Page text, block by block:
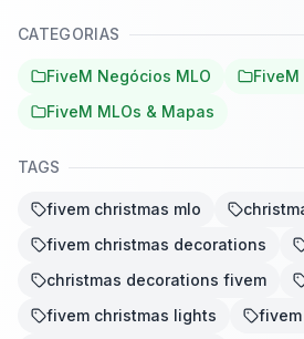
CATEGORIAS
FiveM Negócios MLO
FiveM
FiveM MLOs & Mapas
TAGS
fivem christmas mlo
fivem christmas decorations
christmas decorations fivem
fivem christmas lights
fivem